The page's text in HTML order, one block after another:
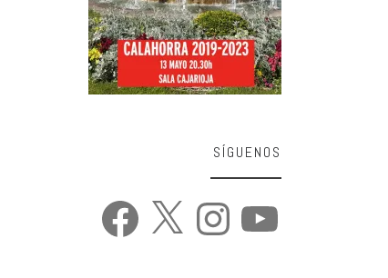
SÍGUENOS
Facebook Instagram YouTube